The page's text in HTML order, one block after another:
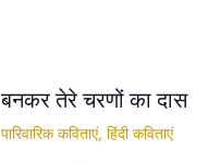
बनकर तेरे चरणों का दास
पारिवारिक कविताएं, हिंदी कविताएं